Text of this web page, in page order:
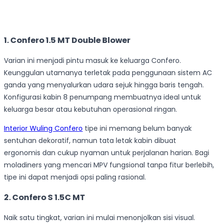
1. Confero 1.5 MT Double Blower
Varian ini menjadi pintu masuk ke keluarga Confero.
Keunggulan utamanya terletak pada penggunaan sistem AC
ganda yang menyalurkan udara sejuk hingga baris tengah.
Konfigurasi kabin 8 penumpang membuatnya ideal untuk
keluarga besar atau kebutuhan operasional ringan.
Interior Wuling Confero tipe ini memang belum banyak
sentuhan dekoratif, namun tata letak kabin dibuat
ergonomis dan cukup nyaman untuk perjalanan harian. Bagi
moladiners yang mencari MPV fungsional tanpa fitur berlebih,
tipe ini dapat menjadi opsi paling rasional.
2.Confero S 1.5C MT
Naik satu tingkat, varian ini mulai menonjolkan sisi visual.